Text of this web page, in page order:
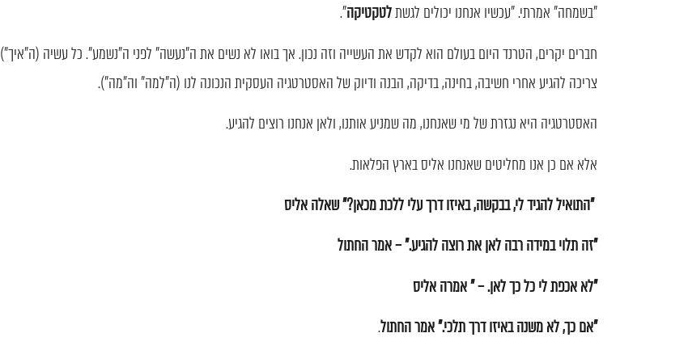
"בשמחה" אמרתי. "עכשיו אנחנו יכולים לגשתלטקטיקה".
חברים יקרים, הטרנד היום בעולם הוא לקדש את העשייה וזה נכון. אך בואו לא נשים את ה"נעשה" לפני ה"נשמע". כל עשיה (ה"איך")
צריכה להגיע אחרי חשיבה, בחינה, בדיקה, הבנה ודיוק של האסטרטגיה העסקית הנכונה לנו (ה"למה" וה"מה").
האסטרטגיה היא נגזרת של מי שאנחנו, מה שמניע אותנו, ולאן אנחנו רוצים להגיע.
אלא אם כן אנו מחליטים שאנחנו אליס בארץ הפלאות.
"התואיל להגיד לי, בבקשה, באיזו דרך עלי ללכת מכאן?" שאלה אליס
"זה תלוי במידה רבה לאן את רוצה להגיע." – אמר החתול
"לא אכפת לי כל כך לאן. – " אמרה אליס
"אם כך, לא משנה באיזו דרך תלכי." אמר החתול.